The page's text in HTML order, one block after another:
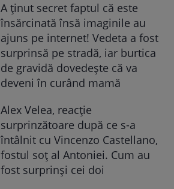
A ținut secret faptul că este
însărcinată însă imaginile au
ajuns pe internet! Vedeta a fost
surprinsă pe stradă, iar burtica
de gravidă dovedește că va
deveni în curând mamă
Alex Velea, reacție
surprinzătoare după ce s-a
întâlnit cu Vincenzo Castellano,
fostul soț al Antoniei. Cum au
fost surprinși cei doi